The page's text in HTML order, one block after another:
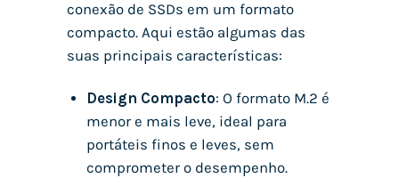
conexão de SSDs em um formato
compacto. Aqui estão algumas das
suas principais características:
Design Compacto: O formato M.2 é
menor e mais leve, ideal para
portáteis finos e leves, sem
comprometer o desempenho.